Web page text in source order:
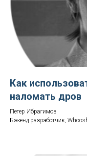
Как
наломать дров
Петер Ибрагимов
Бэкенд разработчик,